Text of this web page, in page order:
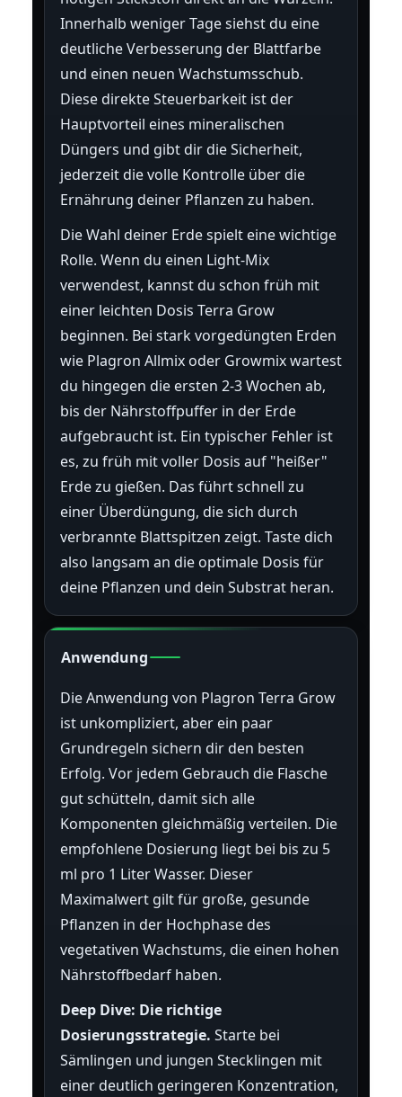
Innerhalb weniger Tage siehst du eine
deutliche Verbesserung der Blattfarbe
und einen neuen Wachstumsschub.
Diese direkte Steuerbarkeit ist der
Hauptvorteil eines mineralischen
Düngers und gibt dir die Sicherheit,
jederzeit die volle Kontrolle über die
Ernährung deiner Pflanzen zu haben.
Die Wahl deiner Erde spielt eine wichtige
Rolle. Wenn du einen Light-Mix
verwendest, kannst du schon früh mit
einer leichten Dosis Terra Grow
beginnen. Bei stark vorgedüngten Erden
wie Plagron Allmix oder Growmix wartest
du hingegen die ersten 2-3 Wochen ab,
bis der Nährstoffpuffer in der Erde
aufgebraucht ist. Ein typischer Fehler ist
es, zu früh mit voller Dosis auf "heißer"
Erde zu gießen. Das führt schnell zu
einer Überdüngung, die sich durch
verbrannte Blattspitzen zeigt. Taste dich
also langsam an die optimale Dosis für
deine Pflanzen und dein Substrat heran.
Anwendung
Die Anwendung von Plagron Terra Grow
ist unkompliziert, aber ein paar
Grundregeln sichern dir den besten
Erfolg. Vor jedem Gebrauch die Flasche
gut schütteln, damit sich alle
Komponenten gleichmäßig verteilen. Die
empfohlene Dosierung liegt bei bis zu 5
ml pro 1 Liter Wasser. Dieser
Maximalwert gilt für große, gesunde
Pflanzen in der Hochphase des
vegetativen Wachstums, die einen hohen
Nährstoffbedarf haben.
Deep Dive: Die richtige
Dosierungsstrategie. Starte bei
Sämlingen und jungen Stecklingen mit
einer deutlich geringeren Konzentration,